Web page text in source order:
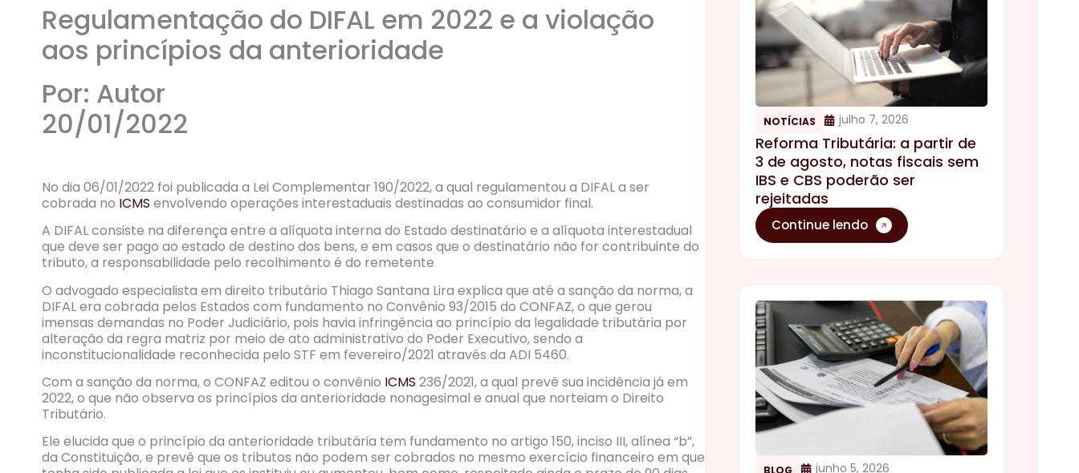
NOTÍCIAS julho 7, 2026
Reforma Tributária: a partir de
3 de agosto, notas fiscais sem
IBS e CBS poderão ser
rejeitadas
Continue lendo
BLOG junho 5, 2026
Regulamentação do DIFAL em 2022 e a violação
aos princípios da anterioridade
Por: Autor
20/01/2022
No dia 06/01/2022 foi publicada a Lei Complementar 190/2022, a qual regulamentou a DIFAL a ser
cobrada no ICMS envolvendo operações interestaduais destinadas ao consumidor final.
A DIFAL consiste na diferença entre a alíquota interna do Estado destinatário e a alíquota interestadual
que deve ser pago ao estado de destino dos bens, e em casos que o destinatário não for contribuinte do
tributo, a responsabilidade pelo recolhimento é do remetente
O advogado especialista em direito tributário Thiago Santana Lira explica que até a sanção da norma, a
DIFAL era cobrada pelos Estados com fundamento no Convênio 93/2015 do CONFAZ, o que gerou
imensas demandas no Poder Judiciário, pois havia infringência ao princípio da legalidade tributária por
alteração da regra matriz por meio de ato administrativo do Poder Executivo, sendo a
inconstitucionalidade reconhecida pelo STF em fevereiro/2021 através da ADI 5460.
Com a sanção da norma, o CONFAZ editou o convênio ICMS 236/2021, a qual prevê sua incidência já em
2022, o que não observa os princípios da anterioridade nonagesimal e anual que norteiam o Direito
Tributário.
Ele elucida que o princípio da anterioridade tributária tem fundamento no artigo 150, inciso III, alínea “b”,
da Constituição, e prevê que os tributos não podem ser cobrados no mesmo exercício financeiro em que